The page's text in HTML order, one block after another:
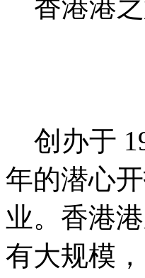
香港港
创办于
年的潜心
业。香港
有大规模